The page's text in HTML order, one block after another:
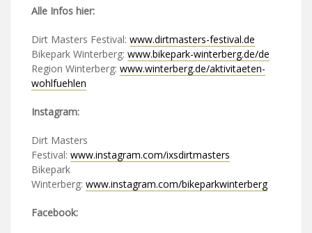
Alle Infos hier:
Dirt Masters Festival: www.dirtmasters-festival.de
Bikepark Winterberg: www.bikepark-winterberg.de/de
Region Winterberg: www.winterberg.de/aktivitaeten-
wohlfuehlen
Instagram:
Dirt Masters
Festival: www.instagram.com/ixsdirtmasters
Bikepark
Winterberg: www.instagram.com/bikeparkwinterberg
Facebook: